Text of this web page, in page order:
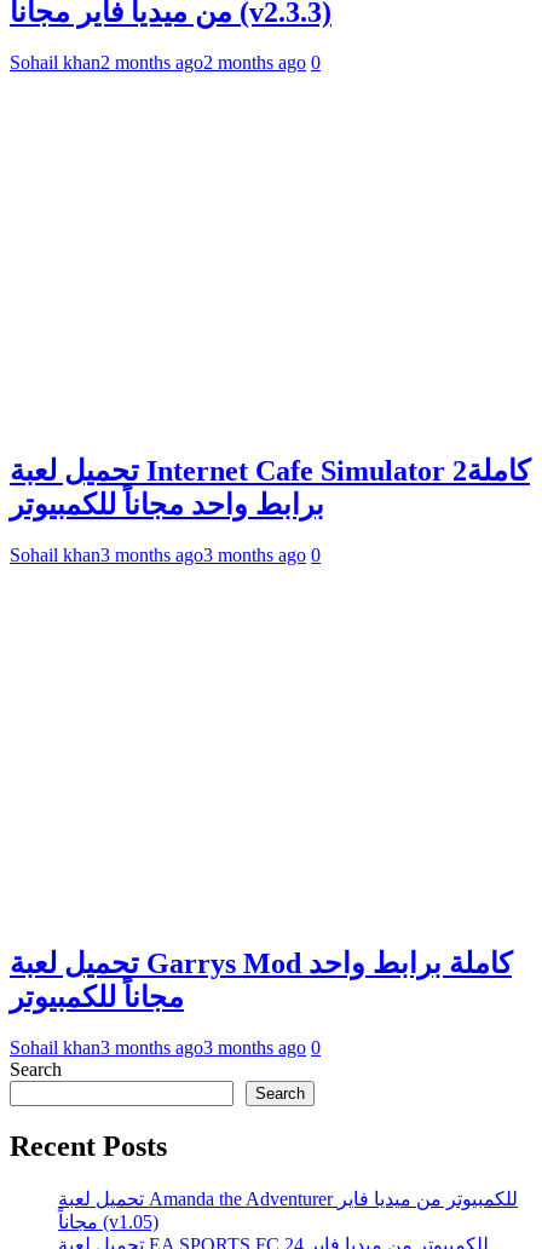
من ميديا فاير مجاناً (v2.3.3)
Sohail khan2 months ago2 months ago 0
تحميل لعبة Internet Cafe Simulator 2كاملة
برابط واحد مجاناً للكمبيوتر
Sohail khan3 months ago3 months ago 0
تحميل لعبة Garrys Mod كاملة برابط واحد
مجاناً للكمبيوتر
Sohail khan3 months ago3 months ago 0
Search
Search
Recent Posts
تحميل لعبة Amanda the Adventurer للكمبيوتر من ميديا فاير
مجاناً (v1.05)